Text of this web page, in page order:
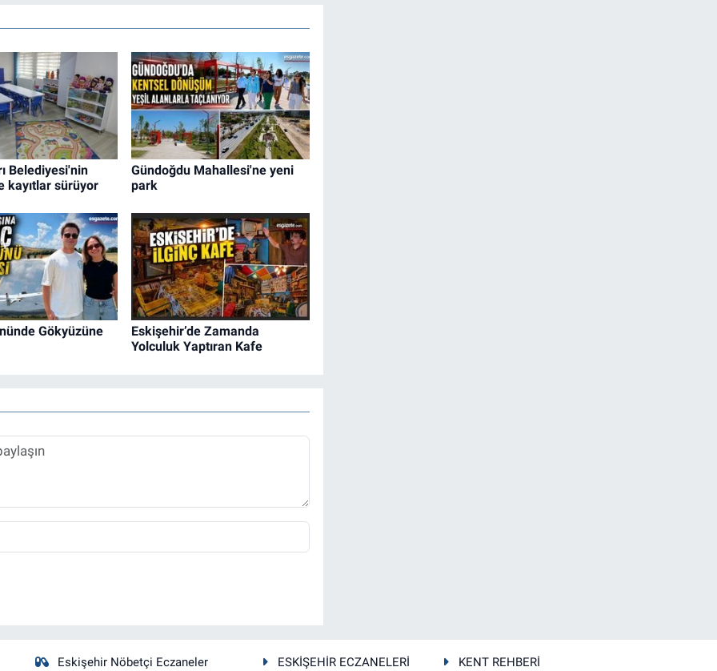
Belediyesi'nin
kayıtlar sürüyor
Gündoğdu Mahallesi'ne yeni
park
Gökyüzüne
Eskişehir’de Zamanda
Yolculuk Yaptıran Kafe
Eskişehir Nöbetçi Eczaneler ESKİŞEHİR ECZANELERİ KENT REHBERİ